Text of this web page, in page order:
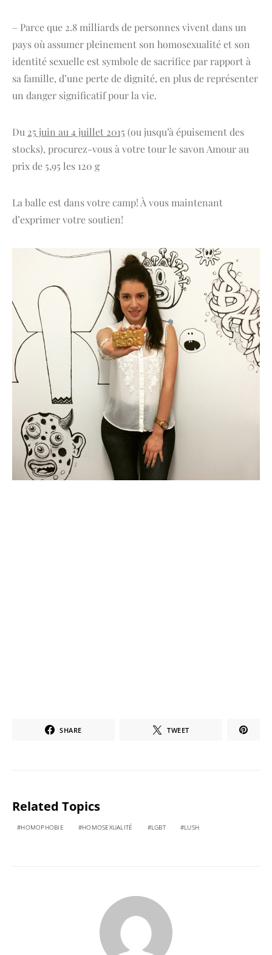
– Parce que 2.8 milliards de personnes vivent dans un
pays où assumer pleinement son homosexualité et son
identité sexuelle est symbole de sacrifice par rapport à
sa famille, d’une perte de dignité, en plus de représenter
un danger significatif pour la vie.
Du 25 juin au 4 juillet 2015 (ou jusqu’à épuisement des
stocks), procurez-vous à votre tour le savon Amour au
prix de 5,95 les 120 g
La balle est dans votre camp! À vous maintenant
d’exprimer votre soutien!
SHARE TWEET
Related Topics
HOMOPHOBIE HOMOSEXUALITÉ LGBT LUSH